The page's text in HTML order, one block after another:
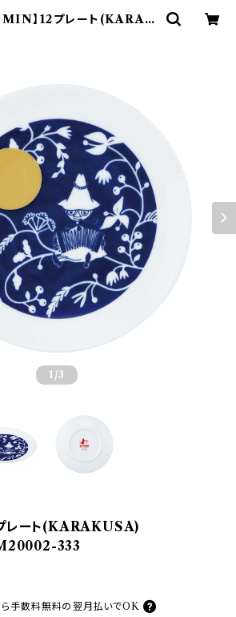
】12プレート(KARAK
1 /3
レート(KARAKUSA)
333
手数料無料の 翌月払いでOK